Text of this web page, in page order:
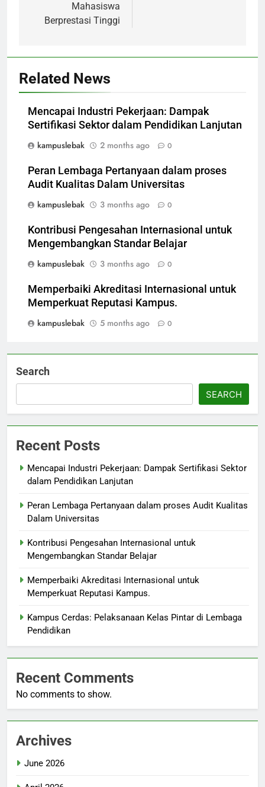
Mahasiswa
Berprestasi Tinggi
Related News
Mencapai Industri Pekerjaan: Dampak
Sertifikasi Sektor dalam Pendidikan Lanjutan
kampuslebak
2 months ago 0
Peran Lembaga Pertanyaan dalam proses
Audit Kualitas Dalam Universitas
kampuslebak
3 months ago 0
Kontribusi Pengesahan Internasional untuk
Mengembangkan Standar Belajar
kampuslebak
3 months ago 0
Memperbaiki Akreditasi Internasional untuk
Memperkuat Reputasi Kampus.
kampuslebak
5 months ago 0
Search
SEARCH
Recent Posts
Mencapai Industri Pekerjaan: Dampak Sertifikasi Sektor
dalam Pendidikan Lanjutan
Peran Lembaga Pertanyaan dalam proses Audit Kualitas
Dalam Universitas
Kontribusi Pengesahan Internasional untuk
Mengembangkan Standar Belajar
Memperbaiki Akreditasi Internasional untuk
Memperkuat Reputasi Kampus.
Kampus Cerdas: Pelaksanaan Kelas Pintar di Lembaga
Pendidikan
Recent Comments
No comments to show.
Archives
June 2026